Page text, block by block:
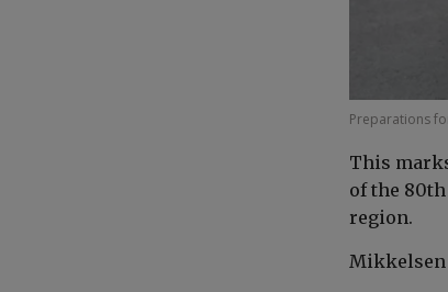
Preparations
This
of the
region.
Mikkelsen